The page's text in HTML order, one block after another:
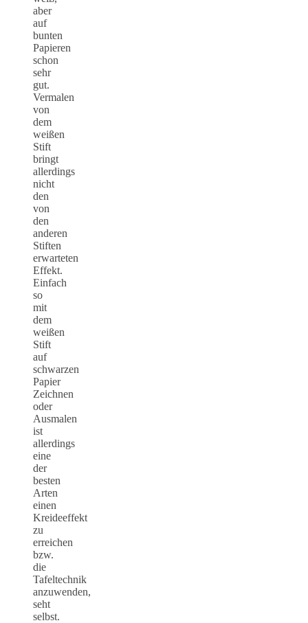
aber
auf
bunten
Papieren
schon
sehr
gut.
Vermalen
von
dem
weißen
Stift
bringt
allerdings
nicht
den
von
den
anderen
Stiften
erwarteten
Effekt.
Einfach
so
mit
dem
weißen
Stift
auf
schwarzen
Papier
Zeichnen
oder
Ausmalen
ist
allerdings
eine
der
besten
Arten
einen
Kreideeffekt
zu
erreichen
bzw.
die
Tafeltechnik
anzuwenden,
seht
selbst.